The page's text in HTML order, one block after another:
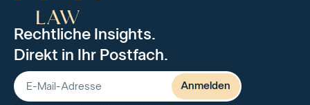
Rechtliche Insights.
Direkt in Ihr Postfach.